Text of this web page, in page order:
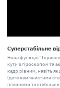
Суперстабільне
Нова функція
кути з гіроскопом та
кадр рівним, навіть
їдете кам'янистими
плавними та